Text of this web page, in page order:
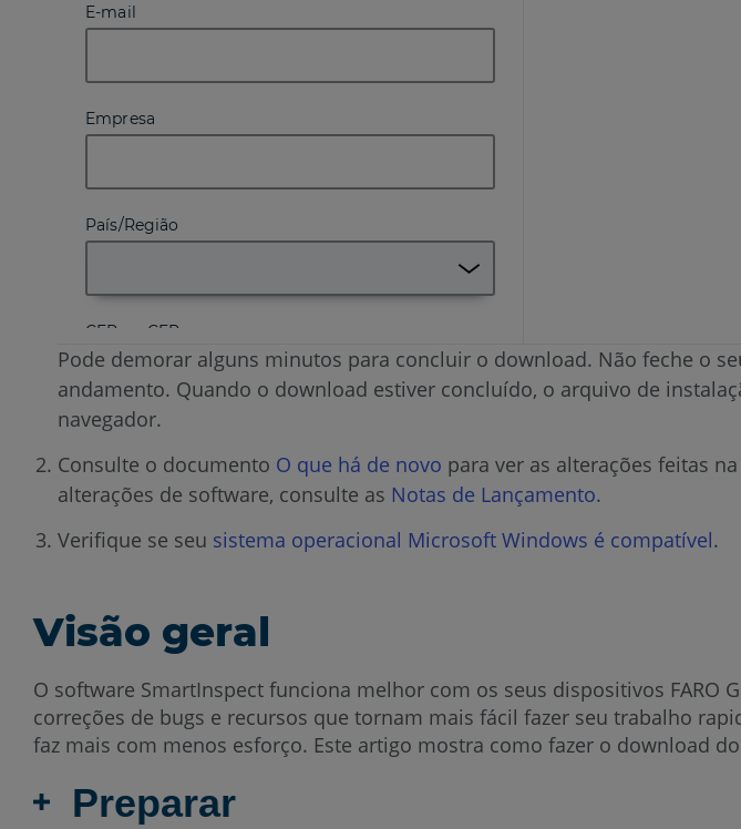
Pode demorar alguns minutos para concluir o download. Não feche o
andamento. Quando o download estiver concluído, o arquivo de
navegador.
Consulte o documento O que há de novo para ver as alterações feitas
alterações de software, consulte as Notas de Lançamento.
Verifique se seu sistema operacional Microsoft Windows é compatível.
Visão geral
O software SmartInspect funciona melhor com os seus dispositivos FARO
correções de bugs e recursos que tornam mais fácil fazer seu trabalho
faz mais com menos esforço. Este artigo mostra como fazer o download
Preparar